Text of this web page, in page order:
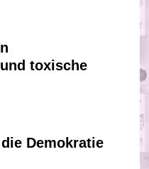
toxische
Demokratie